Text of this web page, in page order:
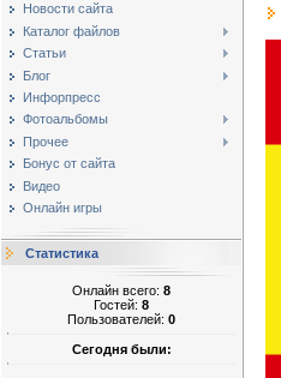
Новости сайта
Каталог файлов
Статьи
Блог
Инфорпресс
Фотоальбомы
Прочее
Бонус от сайта
Видео
Онлайн игры
Статистика
Онлайн всего: 8
Гостей: 8
Пользователей: 0
Сегодня были: